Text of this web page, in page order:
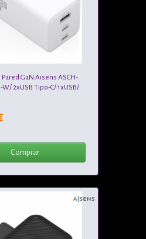
GaN Aisens ASCH-
2xUSB Tipo-C/ 1xUSB/
Comprar